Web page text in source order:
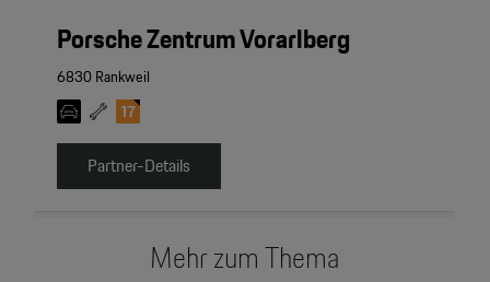
Porsche Zentrum Vorarlberg
6830 Rankweil
Partner-Details
Mehr zum Thema